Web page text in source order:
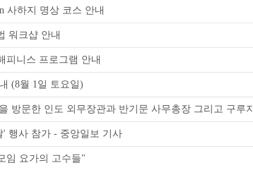
사하지 명상 코스 안내
워크샵 안내
피니스 프로그램 안내
(8월 1일 토요일)
방문한 인도 외무장관과 반기문 사무총장 그리고 구루지
행사 참가 - 중앙일보 기사
임 요가의 고수들"